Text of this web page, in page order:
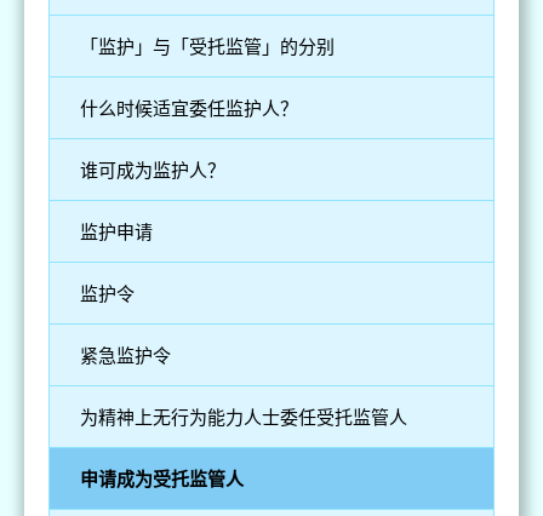
申请成为受托监管人
为精神上无行为能力人士委任受托监管人
紧急监护令
监护令
监护申请
谁可成为监护人？
什么时候适宜委任监护人？
「监护」与「受托监管」的分别